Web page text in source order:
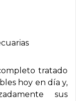
tratado
hoy en día y,
sus